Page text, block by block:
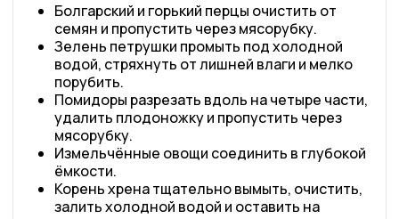
Болгарский и горький перцы очистить от
семян и пропустить через мясорубку.
Зелень петрушки промыть под холодной
водой, стряхнуть от лишней влаги и мелко
порубить.
Помидоры разрезать вдоль на четыре части,
удалить плодоножку и пропустить через
мясорубку.
Измельчённые овощи соединить в глубокой
ёмкости.
Корень хрена тщательно вымыть, очистить,
залить холодной водой и оставить на